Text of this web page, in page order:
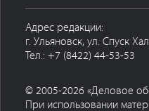
Адрес редакции:
г. Ульяновск, ул. Спуск
Тел.: +7 (8422) 44-53-53
© 2005-2026 «Деловое
При использовании